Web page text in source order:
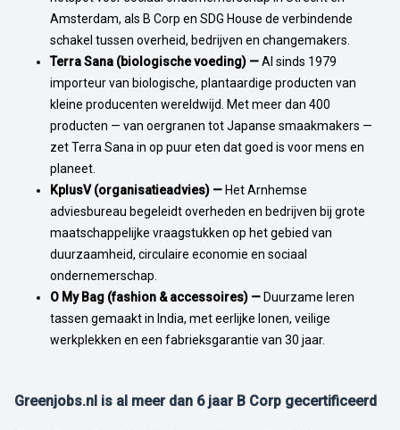
Amsterdam, als B Corp en SDG House de verbindende
schakel tussen overheid, bedrijven en changemakers.
Terra Sana (biologische voeding) —Al sinds 1979
importeur van biologische, plantaardige producten van
kleine producenten wereldwijd. Met meer dan 400
producten — van oergranen tot Japanse smaakmakers —
zet Terra Sana in op puur eten dat goed is voor mens en
planeet.
KplusV (organisatieadvies) — Het Arnhemse
adviesbureau begeleidt overheden en bedrijven bij grote
maatschappelijke vraagstukken op het gebied van
duurzaamheid, circulaire economie en sociaal
ondernemerschap.
O My Bag (fashion & accessoires) — Duurzame leren
tassen gemaakt in India, met eerlijke lonen, veilige
werkplekken en een fabrieksgarantie van 30 jaar.
Greenjobs.nl is al meer dan 6 jaar B Corp gecertificeerd